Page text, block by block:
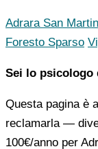
Adrara San
Foresto Sparso
Sei lo psicologo
Questa pagina è
reclamarla —
100€/anno per